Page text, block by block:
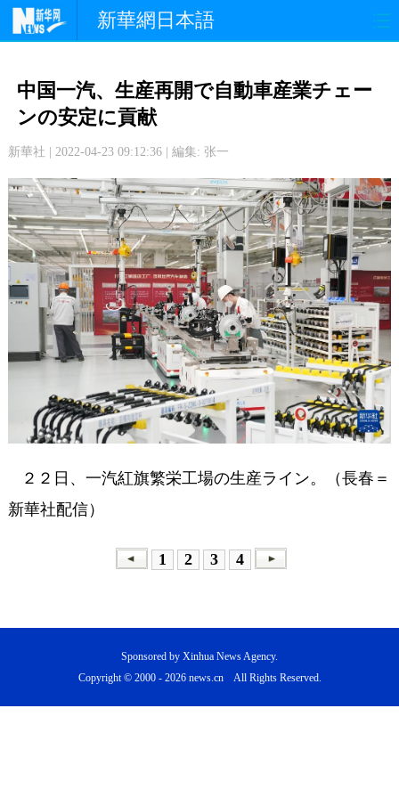
新華網日本語
文 化
中日交流 国 際
写 真
中国一汽、生産再開で自動車産業チェー
ンの安定に貢献
新華社 | 2022-04-23 09:12:36 | 編集: 张一
２２日、一汽紅旗繁栄工場の生産ライン。（長春＝
新華社配信）
1 2 3 4
Sponsored by Xinhua News Agency.
Copyright © 2000 - 2026 news.cn All Rights Reserved.